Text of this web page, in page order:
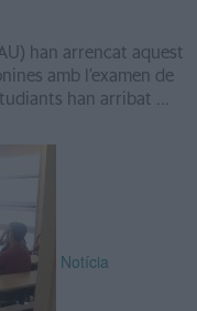
han arrencat aquest
amb l’examen de
han arribat ...
Notícia